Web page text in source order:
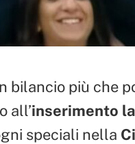
bilancio più che
all’inserimento
speciali nella